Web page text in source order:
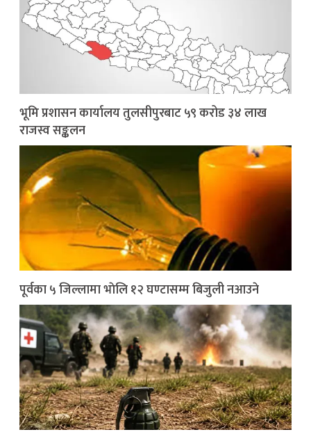
भूमि प्रशासन कार्यालय तुलसीपुरबाट ५९ करोड ३४ लाख
राजस्व सङ्कलन
पूर्वका ५ जिल्लामा भाेलि १२ घण्टासम्म बिजुली नआउने